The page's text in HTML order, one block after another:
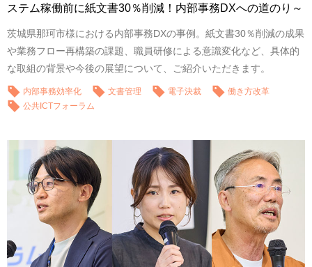
ステム稼働前に紙文書30％削減！内部事務DXへの道のり～
茨城県那珂市様における内部事務DXの事例。紙文書30％削減の成果
や業務フロー再構築の課題、職員研修による意識変化など、具体的
な取組の背景や今後の展望について、ご紹介いただきます。
内部事務効率化 文書管理 電子決裁
働き方改革
公共ICTフォーラム